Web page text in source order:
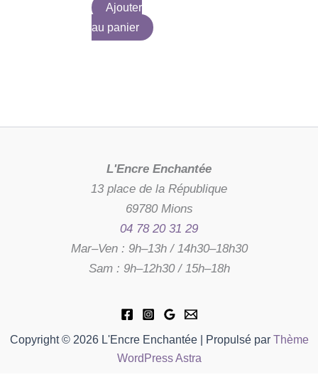
Ajouter
au panier
L'Encre Enchantée
13 place de la République
69780 Mions
04 78 20 31 29
Mar–Ven : 9h–13h / 14h30–18h30
Sam : 9h–12h30 / 15h–18h
Copyright © 2026 L'Encre Enchantée | Propulsé par Thème
WordPress Astra